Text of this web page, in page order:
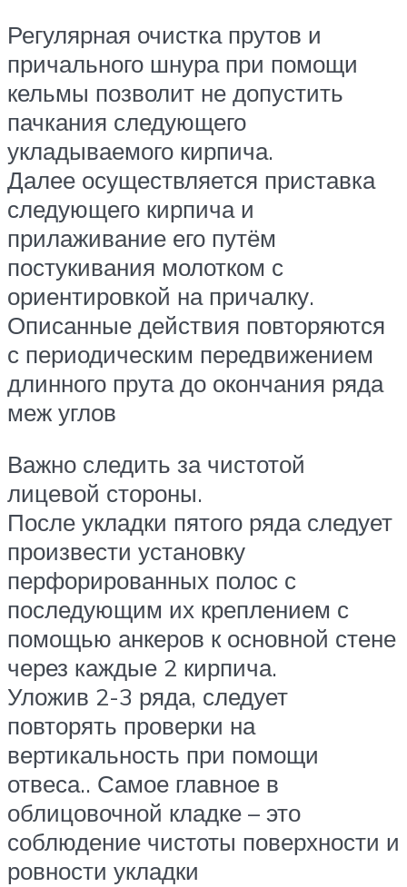
Регулярная очистка прутов и
причального шнура при помощи
кельмы позволит не допустить
пачкания следующего
укладываемого кирпича.
Далее осуществляется приставка
следующего кирпича и
прилаживание его путём
постукивания молотком с
ориентировкой на причалку.
Описанные действия повторяются
с периодическим передвижением
длинного прута до окончания ряда
меж углов
Важно следить за чистотой
лицевой стороны.
После укладки пятого ряда следует
произвести установку
перфорированных полос с
последующим их креплением с
помощью анкеров к основной стене
через каждые 2 кирпича.
Уложив 2-3 ряда, следует
повторять проверки на
вертикальность при помощи
отвеса.. Самое главное в
облицовочной кладке – это
соблюдение чистоты поверхности и
ровности укладки